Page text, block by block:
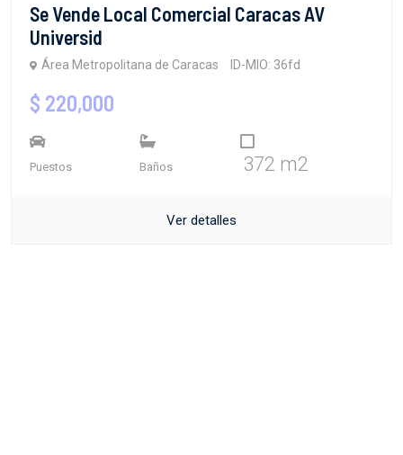
Se Vende Local Comercial Caracas AV
Universid
Área Metropolitana de Caracas ID-MIO: 36fd
$ 220,000
Puestos Baños 372 m2
Ver detalles